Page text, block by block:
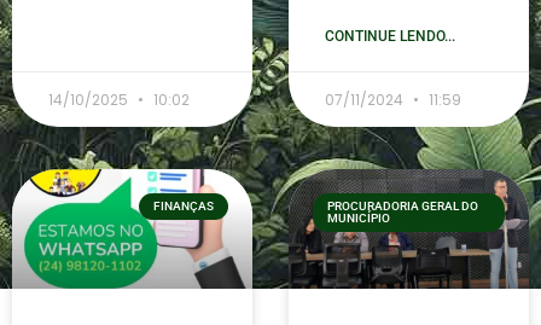
14/10/2025 10:02
CONTINUE LENDO...
07/11/2024 11:59
FINANÇAS
PROCURADORIA GERAL DO
MUNICÍPIO